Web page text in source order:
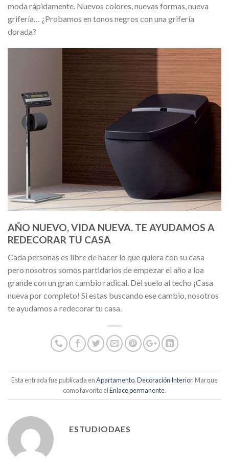
moda rápidamente. Nuevos colores, nuevas formas, nueva
grifería… ¿Probamos en tonos negros con una grifería
dorada?
AÑO NUEVO, VIDA NUEVA. TE AYUDAMOS A
REDECORAR TU CASA
Cada personas es libre de hacer lo que quiera con su casa
pero nosotros somos partidarios de empezar el año a loa
grande con un gran cambio radical. Del suelo al techo ¡Casa
nueva por completo! Si estas buscando ese cambio, nosotros
te ayudamos a redecorar tu casa.
Esta entrada fue publicada enApartamento,Decoración Interior. Marque
como favorito elEnlace permanente.
ESTUDIODAES